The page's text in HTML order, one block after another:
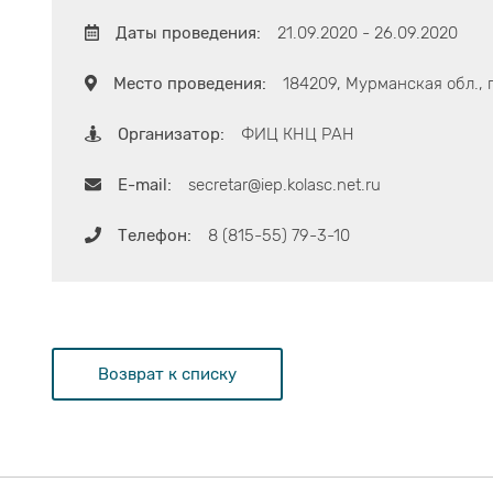
Даты проведения: 21.09.2020 - 26.09.2020
Место проведения: 184209, Мурманская
Организатор: ФИЦ КНЦ РАН
E-mail: secretar@iep.kolasc.net.ru
Телефон: 8 (815-55) 79-3-10
Возврат к списку